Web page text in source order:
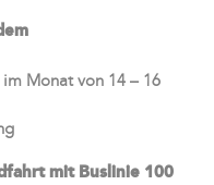
Monat von 14 – 16
mit Buslinie 100